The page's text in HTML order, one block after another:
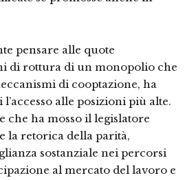
pensare alle quote
di rottura di un monopolio che
di cooptazione, ha
alle posizioni più alte.
che ha mosso il legislatore
la retorica della parità,
sostanziale nei percorsi
al mercato del lavoro e